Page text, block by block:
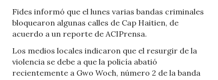
Fides informó que el lunes varias bandas criminales
bloquearon algunas calles de Cap Haitien, de
acuerdo a un reporte de ACIPrensa.
Los medios locales indicaron que el resurgir de la
violencia se debe a que la policía abatió
recientemente a Gwo Woch, número 2 de la banda